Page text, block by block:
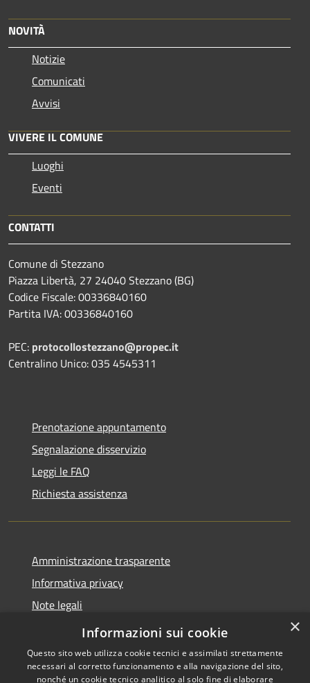
NOVITÀ
Notizie
Comunicati
Avvisi
VIVERE IL COMUNE
Luoghi
Eventi
CONTATTI
Comune di Stezzano
Piazza Libertà, 27 24040 Stezzano (BG)
Codice Fiscale: 00336840160
Partita IVA: 00336840160
PEC: protocollostezzano@propec.it
Centralino Unico: 035 4545311
Prenotazione appuntamento
Segnalazione disservizio
Leggi le FAQ
Richiesta assistenza
Amministrazione trasparente
Informativa privacy
Note legali
Dichiarazione di accessibilità
×
Informazioni sui cookie
Questo sito web utilizza cookie tecnici e assimilati strettamente
necessari al corretto funzionamento e alla navigazione del sito,
nonché un cookie tecnico analitico al solo fine di elaborare